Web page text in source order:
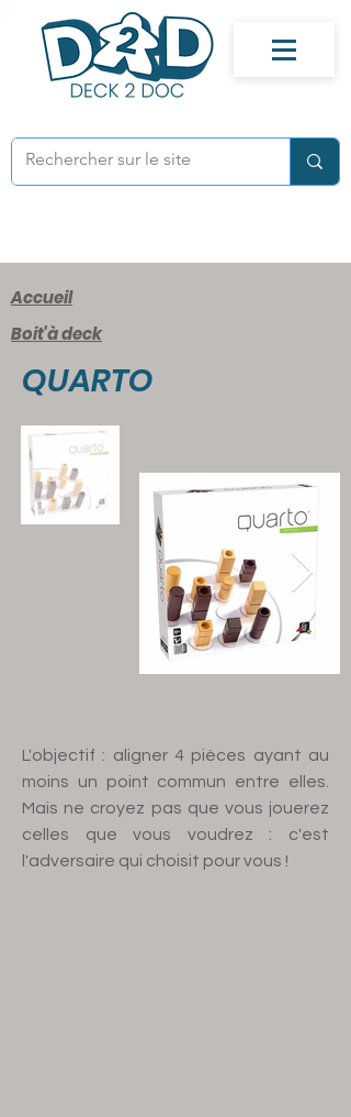
Accueil
Boit'à deck
QUARTO
L'objectif : aligner 4 pièces ayant au
moins un point commun entre elles.
Mais ne croyez pas que vous jouerez
celles que vous voudrez : c'est
l'adversaire qui choisit pour vous !